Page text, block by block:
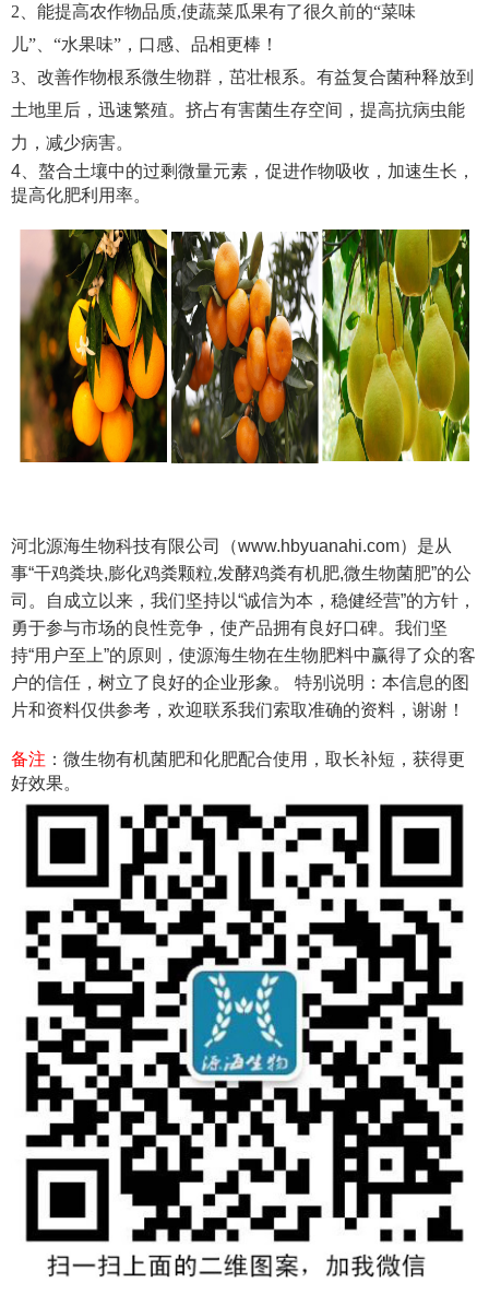
2、 能提高农作物品质,使蔬菜瓜果有了很久前的“菜味
儿”、“水果味”，口感、品相更棒！
3、改善作物根系微生物群，茁壮根系。有益复合菌种释放到
土地里后，迅速繁殖。挤占有害菌生存空间，提高抗病虫能
力，减少病害。
4、螯合土壤中的过剩微量元素，促进作物吸收，加速生长，
提高化肥利用率。
河北源海生物科技有限公司（www.hbyuanahi.com）是从
事“干鸡粪块,膨化鸡粪颗粒,发酵鸡粪有机肥,微生物菌肥”的公
司。自成立以来，我们坚持以“诚信为本，稳健经营”的方针，
勇于参与市场的良性竞争，使产品拥有良好口碑。我们坚
持“用户至上”的原则，使源海生物在生物肥料中赢得了众的客
户的信任，树立了良好的企业形象。 特别说明：本信息的图
片和资料仅供参考，欢迎联系我们索取准确的资料，谢谢！
备注 ：微生物有机菌肥和化肥配合使用，取长补短，获得更
好效果。